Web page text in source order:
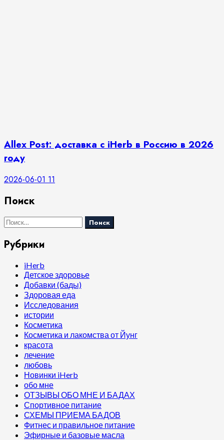
Allex Post: доставка с iHerb в Россию в 2026
году
2026-06-01 11
Поиск
Найти:
Рубрики
iHerb
Детское здоровье
Добавки (бады)
Здоровая еда
Исследования
истории
Косметика
Косметика и лакомства от Йунг
красота
лечение
любовь
Новинки iHerb
обо мне
ОТЗЫВЫ ОБО МНЕ И БАДАХ
Спортивное питание
СХЕМЫ ПРИЕМА БАДОВ
Фитнес и правильное питание
Эфирные и базовые масла